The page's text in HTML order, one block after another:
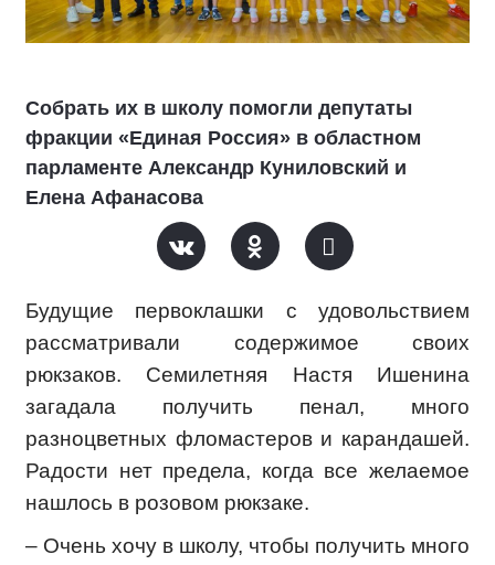
Собрать их в школу помогли депутаты
фракции «Единая Россия» в областном
парламенте Александр Куниловский и
Елена Афанасова
Будущие первоклашки с удовольствием
рассматривали содержимое своих
рюкзаков. Семилетняя Настя Ишенина
загадала получить пенал, много
разноцветных фломастеров и карандашей.
Радости нет предела, когда все желаемое
нашлось в розовом рюкзаке.
– Очень хочу в школу, чтобы получить много